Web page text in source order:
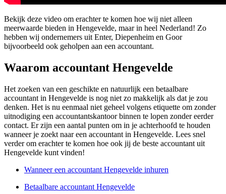
Bekijk deze video om erachter te komen hoe wij niet alleen
meerwaarde bieden in Hengevelde, maar in heel Nederland! Zo
hebben wij ondernemers uit Enter, Diepenheim en Goor
bijvoorbeeld ook geholpen aan een accountant.
Waarom accountant Hengevelde
Het zoeken van een geschikte en natuurlijk een betaalbare
accountant in Hengevelde is nog niet zo makkelijk als dat je zou
denken. Het is nu eenmaal niet geheel volgens etiquette om zonder
uitnodiging een accountantskantoor binnen te lopen zonder eerder
contact. Er zijn een aantal punten om in je achterhoofd te houden
wanneer je zoekt naar een accountant in Hengevelde. Lees snel
verder om erachter te komen hoe ook jij de beste accountant uit
Hengevelde kunt vinden!
Wanneer een accountant Hengevelde inhuren
Betaalbare accountant Hengevelde